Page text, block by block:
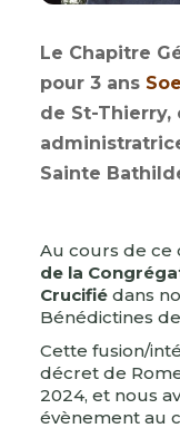
Le Chapitre
pour 3 ans
de St-
Sainte
Au cours de ce
de la
Crucifié dans
Bénédictines
Cette fusion/
décret de
2024, et nous
évènement au